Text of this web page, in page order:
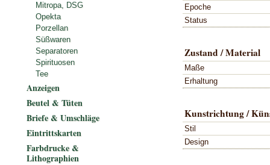
Epoche
Status
Zustand / Material
Maße
Erhaltung
Kunstrichtung /
Stil
Design
Mitropa, DSG
Opekta
Porzellan
Süßwaren
Separatoren
Spirituosen
Tee
Anzeigen
Beutel & Tüten
Briefe & Umschläge
Eintrittskarten
Farbdrucke &
Lithographien